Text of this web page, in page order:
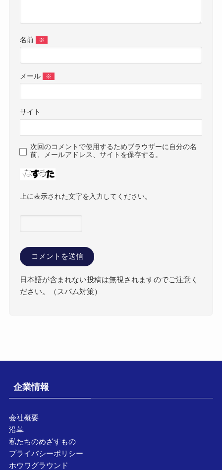
名前 ※
メール ※
サイト
次回のコメントで使用するためブラウザーに自分の名
前、メールアドレス、サイトを保存する。
上に表示された文字を入力してください。
日本語が含まれない投稿は無視されますのでご注意く
ださい。（スパム対策）
企業情報
会社概要
沿革
私たちのめざすもの
プライバシーポリシー
ホウワグラウンド